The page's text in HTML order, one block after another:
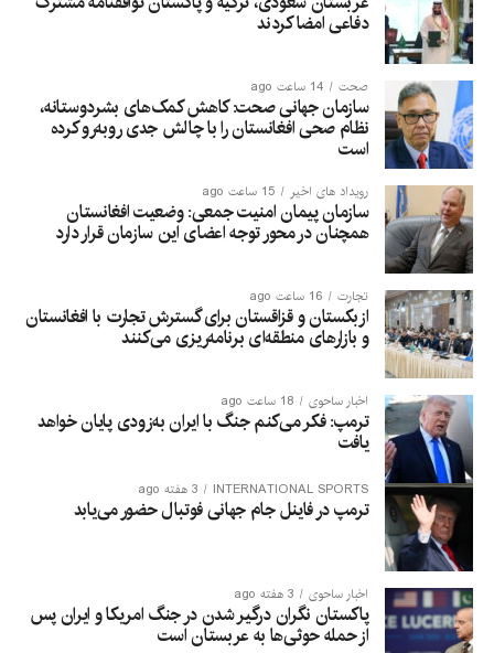
دفاعی امضا کردند
صحت 14 ساعت ago
سازمان جهانی صحت: کاهش کمک‌های بشردوستانه،
نظام صحی افغانستان را با چالش جدی روبه‌رو کرده
است
رویداد های اخیر 15 ساعت ago
سازمان پیمان امنیت جمعی: وضعیت افغانستان
همچنان در محور توجه اعضای این سازمان قرار دارد
تجارت 16 ساعت ago
ازبکستان و قزاقستان برای گسترش تجارت با افغانستان
و بازارهای منطقه‌ای برنامه‌ریزی می‌کنند
اخبار ساحوی 18 ساعت ago
ترمپ: فکر می‌کنم جنگ با ایران به‌زودی پایان خواهد
یافت
INTERNATIONAL SPORTS 3 هفته ago
ترمپ در فاینل جام جهانی فوتبال حضور می‌یابد
اخبار ساحوی 3 هفته ago
پاکستان نگران درگیر شدن در جنگ امریکا و ایران پس
از حمله حوثی‌ها به عربستان است